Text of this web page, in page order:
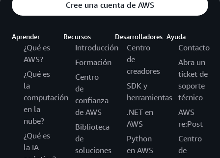
Cree una cuenta de AWS
Aprender
¿Qué es
AWS?
¿Qué es
la
computación
en la
nube?
¿Qué es
la IA
Recursos
Introducción
Formación
Centro
de
confianza
de AWS
Biblioteca
de
soluciones
Desarrolladores
Centro
de
creadores
SDK y
herramientas
.NET en
AWS
Python
en AWS
Ayuda
Contacto
Abra un
ticket de
soporte
técnico
AWS
re:Post
Centro
de